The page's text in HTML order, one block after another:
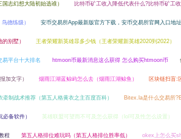
志幻想大陆初始选谁） 比特币矿工收入降低代表什么?比特币矿工
德练级） 安币交易所App最新版官方下载，安币交易所官网入口地址
别墅） 王者荣耀新英雄暃多少钱（王者荣耀新英雄2020到2022）
易平台十大排名 htmoon币最新消息这么获得 怎么购买htmoon币
加文字） 烟雨江湖蓝鲸屿怎么去（烟雨江湖鲸鱼） 区块链扫盲:
牵制战术推荐（第五人格黄衣之主百度百科） Bitex.la是什么交易所
备软件） 英雄联盟可望而不可及怎么获得（lol可及性怎么设置）
程 第五人格排位难玩吗（第五人格排位胜率低） okex上怎么买